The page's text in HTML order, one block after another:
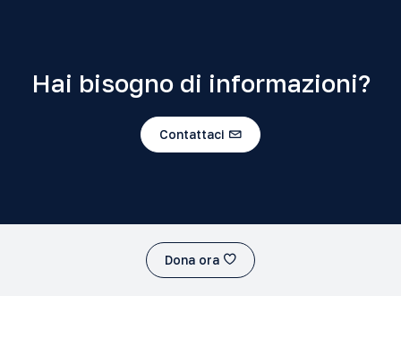
Hai bisogno di informazioni?
Contattaci
Dona ora